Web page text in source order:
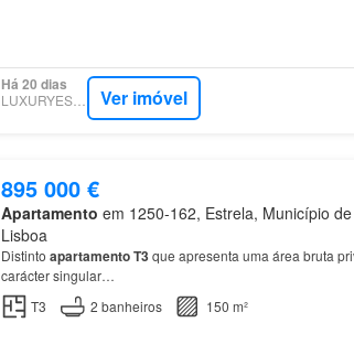
Há 20 dias
LUXURYESTATE Ver imóvel
895 000 €
Apartamento em 1250-162, Estrela, Município
Lisboa
Distinto apartamentoT3que apresenta uma área bruta
carácter singular…
T3
2 banheiros 150 m²